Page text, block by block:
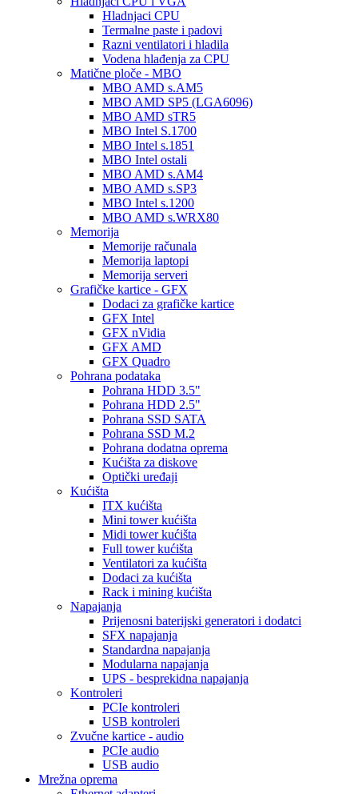
Hladnjaci CPU
Termalne paste i padovi
Razni ventilatori i hladila
Vodena hlađenja za CPU
Matične ploče - MBO
MBO AMD s.AM5
MBO AMD SP5 (LGA6096)
MBO AMD sTR5
MBO Intel S.1700
MBO Intel s.1851
MBO Intel ostali
MBO AMD s.AM4
MBO AMD s.SP3
MBO Intel s.1200
MBO AMD s.WRX80
Memorija
Memorije računala
Memorija laptopi
Memorija serveri
Grafičke kartice - GFX
Dodaci za grafičke kartice
GFX Intel
GFX nVidia
GFX AMD
GFX Quadro
Pohrana podataka
Pohrana HDD 3.5"
Pohrana HDD 2.5"
Pohrana SSD SATA
Pohrana SSD M.2
Pohrana dodatna oprema
Kućišta za diskove
Optički uređaji
Kućišta
ITX kućišta
Mini tower kućišta
Midi tower kućišta
Full tower kućišta
Ventilatori za kućišta
Dodaci za kućišta
Rack i mining kućišta
Napajanja
Prijenosni baterijski generatori i dodatci
SFX napajanja
Standardna napajanja
Modularna napajanja
UPS - besprekidna napajanja
Kontroleri
PCIe kontroleri
USB kontroleri
Zvučne kartice - audio
PCIe audio
USB audio
Mrežna oprema